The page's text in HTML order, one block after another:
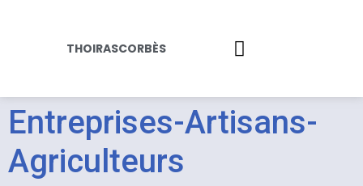
THOIRASCORBÈS
Entreprises-Artisans-
Agriculteurs